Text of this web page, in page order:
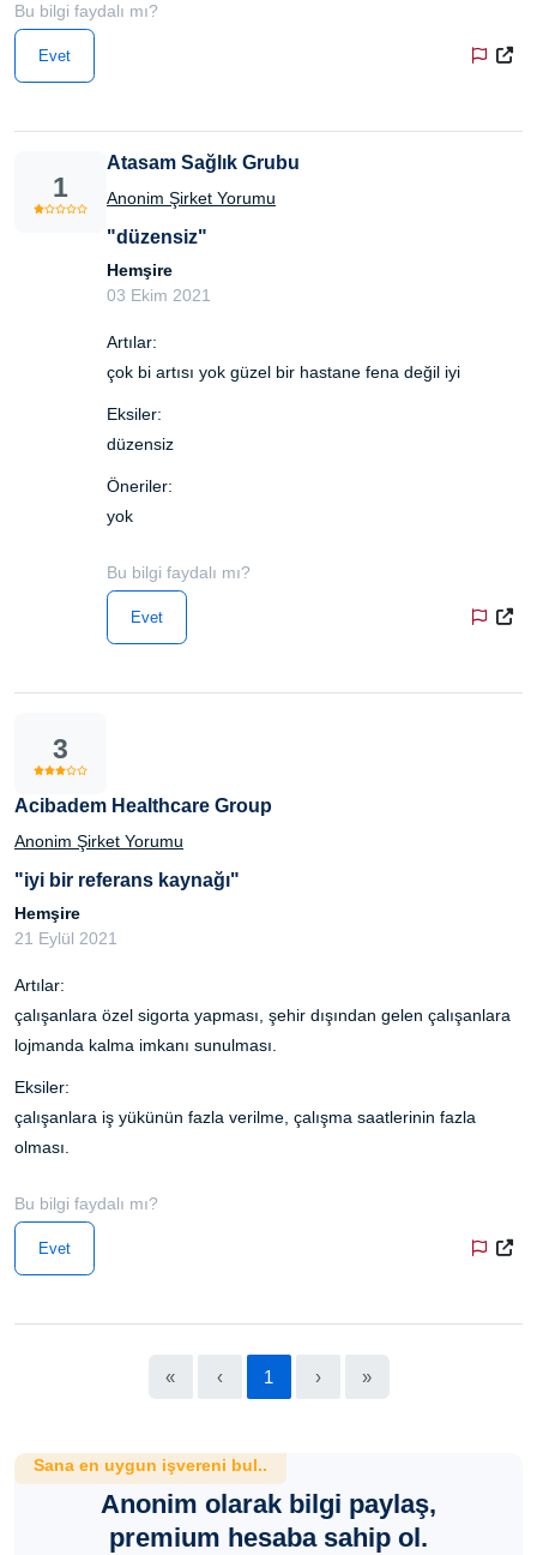
Bu bilgi faydalı mı?
Evet
1
Atasam Sağlık Grubu
Anonim Şirket Yorumu
"düzensiz"
Hemşire
03 Ekim 2021
Artılar:
çok bi artısı yok güzel bir hastane fena değil iyi
Eksiler:
düzensiz
Öneriler:
yok
Bu bilgi faydalı mı?
Evet
3
Acibadem Healthcare Group
Anonim Şirket Yorumu
"iyi bir referans kaynağı"
Hemşire
21 Eylül 2021
Artılar:
çalışanlara özel sigorta yapması, şehir dışından gelen çalışanlara
lojmanda kalma imkanı sunulması.
Eksiler:
çalışanlara iş yükünün fazla verilme, çalışma saatlerinin fazla
olması.
Bu bilgi faydalı mı?
Evet
« ‹ 1 › »
Sana en uygun işvereni bul..
Anonim olarak bilgi paylaş,
premium hesaba sahip ol.